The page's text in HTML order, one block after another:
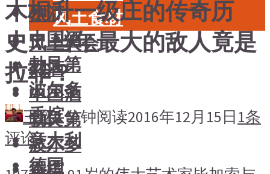
烈酒
中国酒
勃艮第
波尔多
香槟
意大利
德国
风土食材
风土大会
烈酒
中国酒
勃艮第
波尔多
香槟
木桐升一级庄的传奇历
史：当年最大的敌人竟是
拉菲？
王鑫2 分钟阅读2016年12月15日1条
评论